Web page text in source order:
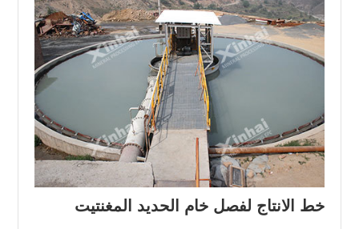
خط الانتاج لفصل خام الحديد المغنتيت